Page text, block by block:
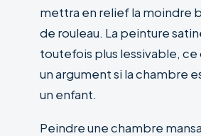
mettra en relief la moindre
de rouleau. La peinture
toutefois plus lessivable,
un argument si la chambre
un enfant.
Peindre une chambre